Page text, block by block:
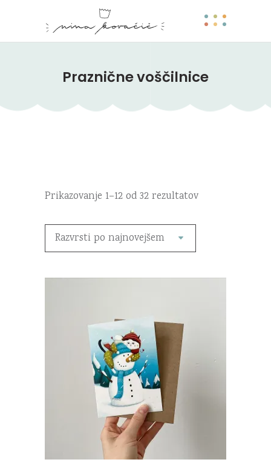
Praznične voščilnice
Prikazovanje 1–12 od 32 rezultatovRazvrščeno
Razvrsti po najnovejšem